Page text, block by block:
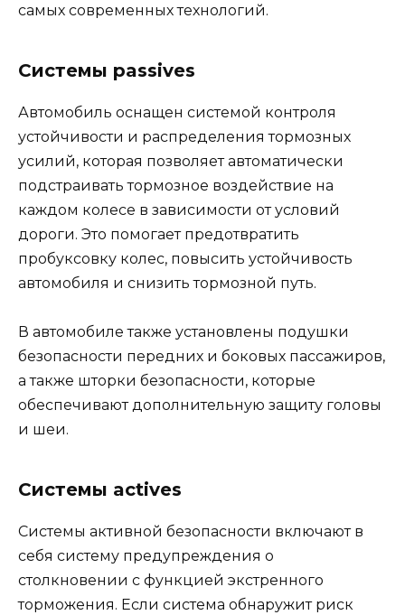
самых современных технологий.
Системы passives
Автомобиль оснащен системой контроля
устойчивости и распределения тормозных
усилий, которая позволяет автоматически
подстраивать тормозное воздействие на
каждом колесе в зависимости от условий
дороги. Это помогает предотвратить
пробуксовку колес, повысить устойчивость
автомобиля и снизить тормозной путь.
В автомобиле также установлены подушки
безопасности передних и боковых пассажиров,
а также шторки безопасности, которые
обеспечивают дополнительную защиту головы
и шеи.
Системы actives
Системы активной безопасности включают в
себя систему предупреждения о
столкновении с функцией экстренного
торможения. Если система обнаружит риск